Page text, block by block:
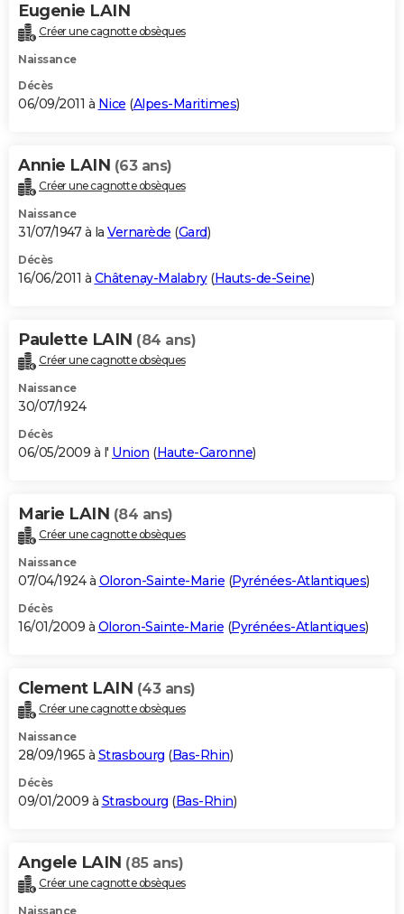
Eugenie LAIN
Créer une cagnotte obsèques
Naissance
Décès
06/09/2011 à Nice (Alpes-Maritimes)
Annie LAIN (63 ans)
Créer une cagnotte obsèques
Naissance
31/07/1947 à la Vernarède (Gard)
Décès
16/06/2011 à Châtenay-Malabry(Hauts-de-Seine)
Paulette LAIN (84 ans)
Créer une cagnotte obsèques
Naissance
30/07/1924
Décès
06/05/2009 à l' Union (Haute-Garonne)
Marie LAIN (84 ans)
Créer une cagnotte obsèques
Naissance
07/04/1924 à Oloron-Sainte-Marie (Pyrénées-Atlantiques)
Décès
16/01/2009 à Oloron-Sainte-Marie (Pyrénées-Atlantiques)
Clement LAIN (43 ans)
Créer une cagnotte obsèques
Naissance
28/09/1965 à Strasbourg (Bas-Rhin)
Décès
09/01/2009 à Strasbourg (Bas-Rhin)
Angele LAIN (85 ans)
Créer une cagnotte obsèques
Naissance